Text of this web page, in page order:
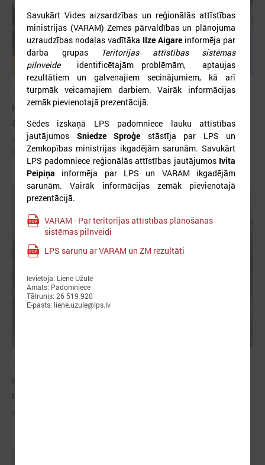
2026. gada 29. aprīlis
Komitejā runā par vides piesārņojuma un ūdens
apsaimniekošanas jautājumiem
Komitejā runā par vides piesārņojuma un ūdens apsaimniekošanas
jautājumiem
Savukārt Vides aizsardzības un reģionālās attīstības
ministrijas (VARAM) Zemes pārvaldības un plānojuma
uzraudzības nodaļas vadītāka Ilze Aigare informēja par
darba grupas
Teritorijas attīstības sistēmas
pilnveideidentificētajām problēmām, aptaujas
rezultātiem un galvenajiem secinājumiem, kā arī
turpmāk veicamajiem darbiem. Vairāk informācijas
zemāk pievienotajā prezentācijā.
Sēdes izskaņā LPS padomniece lauku attīstības
jautājumos Sniedze Sproģe stāstīja par LPS un
Zemkopības ministrijas ikgadējām sarunām. Savukārt
LPS padomniece reģionālās attīstības jautājumos Ivita
Peipiņa informēja par LPS un VARAM ikgadējām
sarunām. Vairāk informācijas zemāk pievienotajā
prezentācijā.
VARAM - Par teritorijas attīstības plānošanas
sistēmas pilnveidi
LPS sarunu ar VARAM un ZM rezultāti
Ievietoja: Liene Užule
Amats: Padomniece
Tālrunis: 26 519 920
E-pasts: liene.uzule@lps.lv